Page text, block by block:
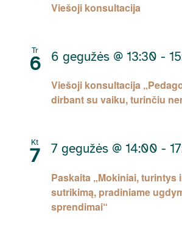
Viešoji konsultacija
Tr
6
Viešoji konsultacija
dirbant su vaiku, turinčiu
6 gegužės @ 13:30 -
Kt
7
Paskaita „Mokiniai, turintys
sutrikimą, pradiniame
sprendimai“
7 gegužės @ 14:00 -